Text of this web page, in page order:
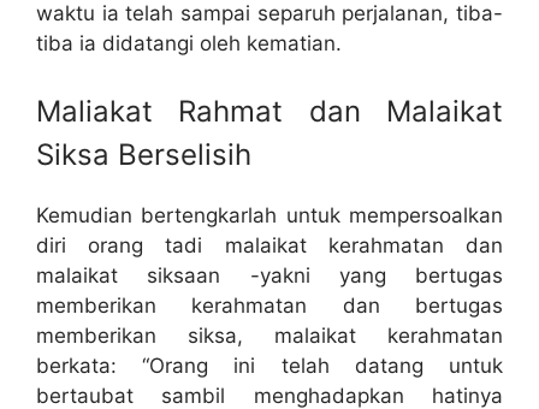
waktu ia telah sampai separuh perjalanan, tiba-
tiba ia didatangi oleh kematian.
Maliakat Rahmat dan Malaikat
Siksa Berselisih
Kemudian bertengkarlah untuk mempersoalkan
diri orang tadi malaikat kerahmatan dan
malaikat siksaan -yakni yang bertugas
memberikan kerahmatan dan bertugas
memberikan siksa, malaikat kerahmatan
berkata: “Orang ini telah datang untuk
bertaubat sambil menghadapkan hatinya